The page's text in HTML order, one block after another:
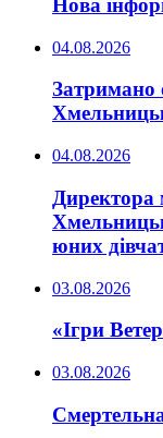
Нова
04.08.2026
Затримано
04.08.2026
Директора
юних
03.08.2026
«Ігри
03.08.2026